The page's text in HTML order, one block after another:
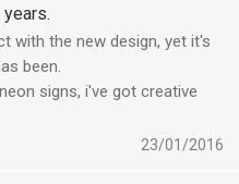
with the new design, yet it's
been.
signs, i've got creative
23/01/2016